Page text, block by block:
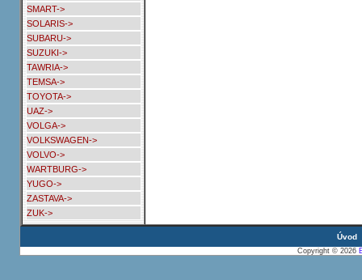
SMART->
SOLARIS->
SUBARU->
SUZUKI->
TAWRIA->
TEMSA->
TOYOTA->
UAZ->
VOLGA->
VOLKSWAGEN->
VOLVO->
WARTBURG->
YUGO->
ZASTAVA->
ZUK->
Úvod
Copyright © 2026